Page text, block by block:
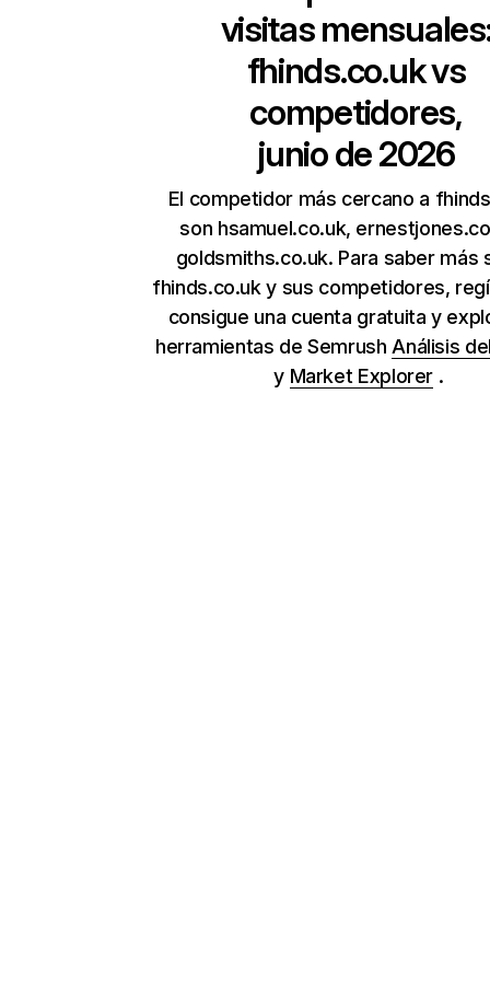
visitas
fhinds.co.ukvs
competidores,
junio de 2026
El competidor más cercano a
son hsamuel.co.uk,
goldsmiths.co.uk. Para saber más
fhinds.co.uk y sus competidores,
consigue una cuenta gratuita y
herramientas de Semrush Análisis
y Market Explorer .